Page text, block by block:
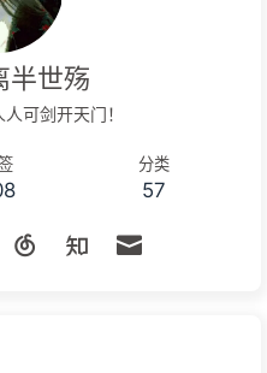
半世殇
可剑开天门！
分类
57